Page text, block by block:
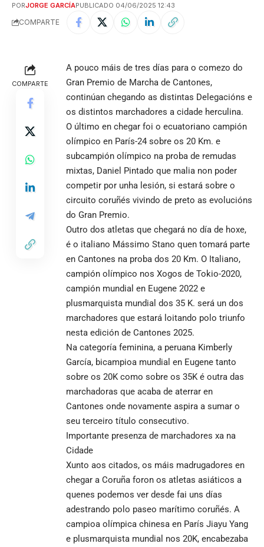
PORJORGE GARCÍAPUBLICADO 04/06/2025 12:43
COMPARTE
COMPARTE
A pouco máis de tres días para o comezo do
Gran Premio de Marcha de Cantones,
continúan chegando as distintas Delegacións e
os distintos marchadores a cidade herculina.
O último en chegar foi o ecuatoriano campión
olímpico en París-24 sobre os 20 Km. e
subcampión olímpico na proba de remudas
mixtas, Daniel Pintado que malia non poder
competir por unha lesión, si estará sobre o
circuito coruñés vivindo de preto as evolucións
do Gran Premio.
Outro dos atletas que chegará no día de hoxe,
é o italiano Mássimo Stano quen tomará parte
en Cantones na proba dos 20 Km. O Italiano,
campión olímpico nos Xogos de Tokio-2020,
campión mundial en Eugene 2022 e
plusmarquista mundial dos 35 K. será un dos
marchadores que estará loitando polo triunfo
nesta edición de Cantones 2025.
Na categoría feminina, a peruana Kimberly
García, bicampioa mundial en Eugene tanto
sobre os 20K como sobre os 35K é outra das
marchadoras que acaba de aterrar en
Cantones onde novamente aspira a sumar o
seu terceiro título consecutivo.
Importante presenza de marchadores xa na
Cidade
Xunto aos citados, os máis madrugadores en
chegar a Coruña foron os atletas asiáticos a
quenes podemos ver desde fai uns días
adestrando polo paseo marítimo coruñés. A
campioa olímpica chinesa en París Jiayu Yang
e plusmarquista mundial nos 20K, encabezaba